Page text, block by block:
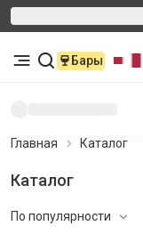
Бары
Главная Каталог
Каталог
По популярности